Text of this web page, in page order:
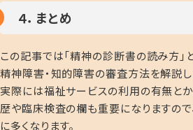
４．まとめ
この記事では「精神の診断書の読み方」
精神障害・知的障害の審査方法を解説し
実際には福祉サービスの利用の有無と
歴や臨床検査の欄も重要になりますので
に多くなります。